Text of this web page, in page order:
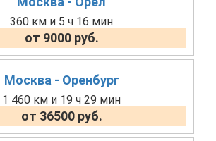
360 км и 5 ч 16 мин
от 9000 руб.
Москва - Оренбург
1 460 км и 19 ч 29 мин
от 36500 руб.